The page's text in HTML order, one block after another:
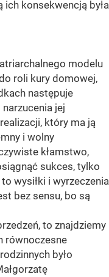
ich konsekwencją była
modelu
roli kury domowej,
następuje
jej
który ma ją
i wolny
kłamstwo,
sukces, tylko
wysiłki i wyrzeczenia
bez sensu, bo są
to znajdziemy
równoczesne
było